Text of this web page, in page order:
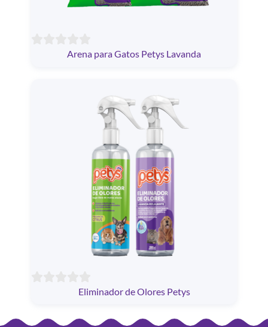
Arena para Gatos Petys Lavanda
Eliminador de Olores Petys